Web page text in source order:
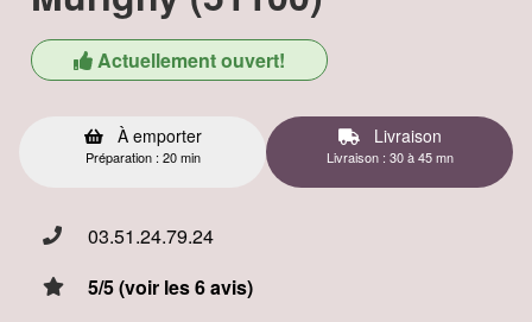
Actuellement ouvert!
À emporter
Préparation : 20 min
Livraison
Livraison : 30 à 45 mn
03.51.24.79.24
5/5 (voir les 6 avis)